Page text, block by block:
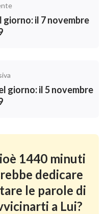
il 7 novembre
giorno: il 5 novembre
1440 minuti
dedicare
le parole di
a Lui?